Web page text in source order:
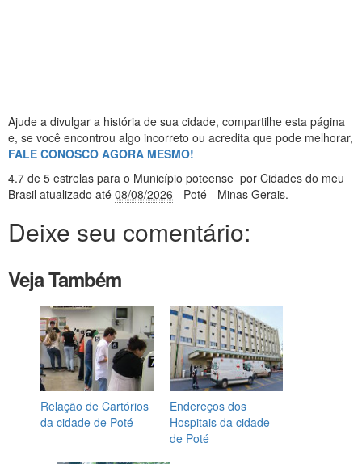
Ajude a divulgar a história de sua cidade, compartilhe esta página
e, se você encontrou algo incorreto ou acredita que pode melhorar,
FALE CONOSCO AGORA MESMO!
4.7 de 5 estrelas para o Município poteense por Cidades do meu
Brasil atualizado até 08/08/2026 - Poté - Minas Gerais.
Deixe seu comentário:
Veja Também
Relação de Cartórios
da cidade de Poté
Endereços dos
Hospitais da cidade
de Poté